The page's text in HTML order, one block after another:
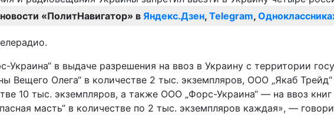
«ПолитНавигатор» в Яндекс.Дзен, Telegram,
Украина“ в выдаче разрешения на ввоз в Украину с территории
Вещего Олега“ в количестве 2 тыс. экземпляров, ООО „Якаб
10 тыс. экземпляров, а также ООО „Форс-Украина“ — на ввоз
масть“ в количестве по 2 тыс. экземпляров каждая», —